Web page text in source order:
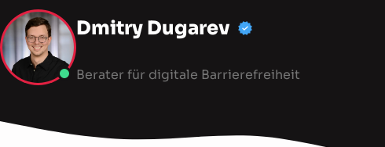
Dmitry Dugarev
Berater für digitale Barrierefreiheit